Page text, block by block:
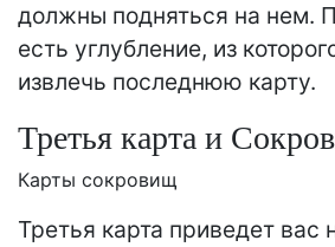
должны подняться на нем.
есть углубление, из
извлечь последнюю карту.
Третья карта и
Карты сокровищ
Третья карта приведет вас